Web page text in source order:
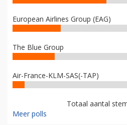
European Airlines Group (EAG)
The Blue Group
Air-France-KLM-SAS(-TAP)
Totaal aantal
Meer polls